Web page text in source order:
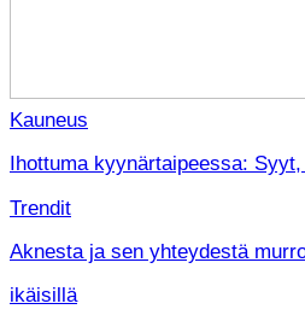
Kauneus
Ihottuma kyynärtaipeessa:
Trendit
Aknesta ja sen yhteydestä
ikäisillä